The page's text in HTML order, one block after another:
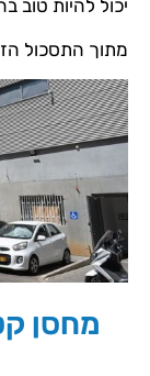
יכול להיות טוב
מתוך התסכול הזה
מחסן